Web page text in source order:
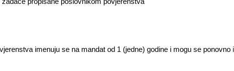
zadaće propisane poslovnikom povjerenstva
imenuju se na mandat od 1 (jedne) godine i mogu se ponovno